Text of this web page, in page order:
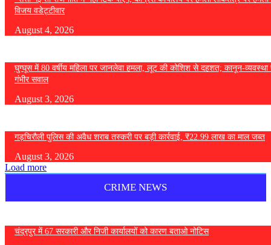
विजय वडेट्टीवार
August 4, 2026
घुग्घूस में 80 वर्षीय महिला पर जानलेवा हमला, लूट की कोशिश से दहशत; कानून-व्यवस्था
गंभीर सवाल
August 3, 2026
गड़चिरौली पुलिस की अवैध शराब तस्करी पर बड़ी कार्रवाई, ₹22.99 लाख का माल जब्त
August 3, 2026
Load more
CRIME NEWS
चंद्रपुर में 67 सरकारी और निजी कार्यालयों को कारण बताओ नोटिस